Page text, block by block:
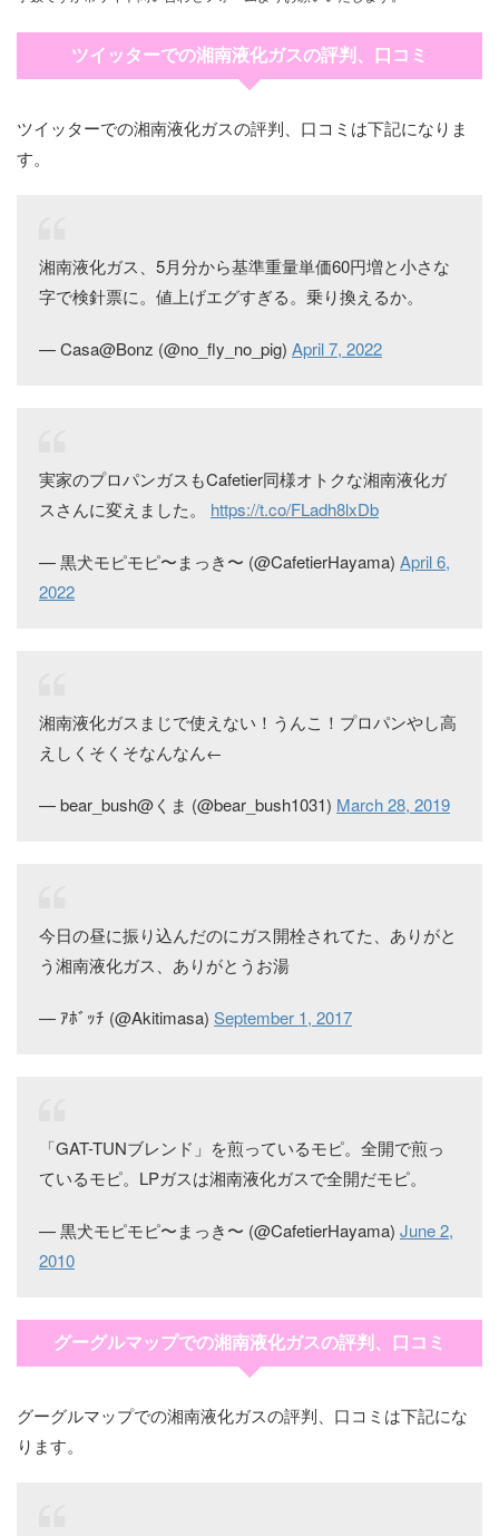
ツイッターでの湘南液化ガスの評判、口コミ
ツイッターでの湘南液化ガスの評判、口コミは下記になりま
す。
湘南液化ガス、5月分から基準重量単価60円増と小さな
字で検針票に。値上げエグすぎる。乗り換えるか。
— Casa@Bonz (@no_fly_no_pig) April 7, 2022
実家のプロパンガスもCafetier同様オトクな湘南液化ガ
スさんに変えました。 https://t.co/FLadh8lxDb
— 黒犬モピモピ〜まっき〜 (@CafetierHayama) April 6,
2022
湘南液化ガスまじで使えない！うんこ！プロパンやし高
えしくそくそなんなん←
— bear_bush@くま (@bear_bush1031) March 28, 2019
今日の昼に振り込んだのにガス開栓されてた、ありがと
う湘南液化ガス、ありがとうお湯
— ｱﾎﾞｯﾁ (@Akitimasa) September 1, 2017
「GAT-TUNブレンド」を煎っているモピ。全開で煎っ
ているモピ。LPガスは湘南液化ガスで全開だモピ。
— 黒犬モピモピ〜まっき〜 (@CafetierHayama) June 2,
2010
グーグルマップでの湘南液化ガスの評判、口コミ
グーグルマップでの湘南液化ガスの評判、口コミは下記にな
ります。